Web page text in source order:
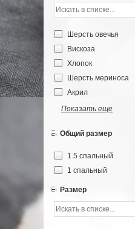
Шерсть овечья
Вискоза
Хлопок
Шерсть мериноса
Акрил
Показать еще
Общий размер
1.5 спальный
1 спальный
Размер